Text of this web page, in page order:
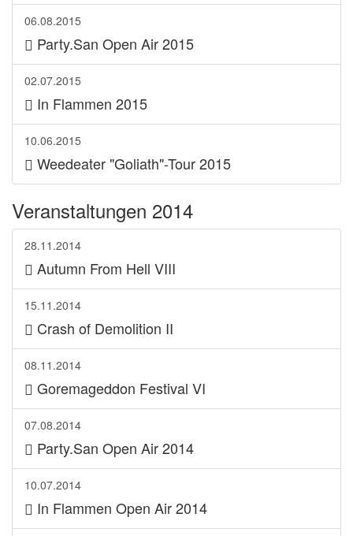
06.08.2015
Party.San Open Air 2015
02.07.2015
In Flammen 2015
10.06.2015
Weedeater "Goliath"-Tour 2015
Veranstaltungen 2014
28.11.2014
Autumn From Hell VIII
15.11.2014
Crash of Demolition II
08.11.2014
Goremageddon Festival VI
07.08.2014
Party.San Open Air 2014
10.07.2014
In Flammen Open Air 2014